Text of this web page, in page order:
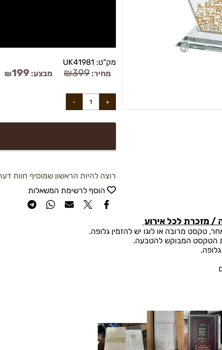
מק"ט: UK41981
מחיר:
₪399 מבצע: ₪199
רוצה להיות הראשון שמוסיף חוות
הוסף לרשימת המשאלות
מזכרת לכל אירוע
טקסט מרובה או לוגו יש להזמין גלופה.
את הטקסט המבוקש להטבעה.